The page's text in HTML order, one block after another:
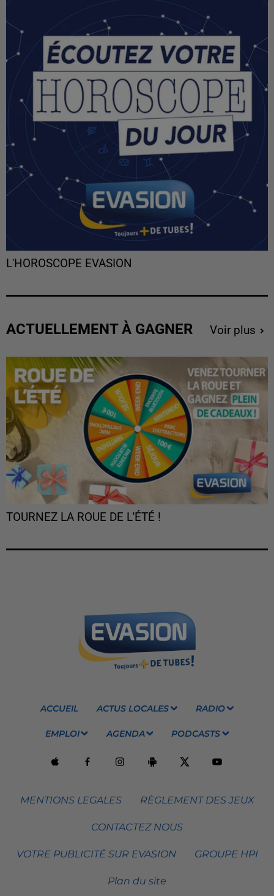
L'HOROSCOPE EVASION
ACTUELLEMENT À GAGNER Voir plus
TOURNEZ LA ROUE DE L'ÉTÉ !
ACCUEIL ACTUS LOCALES RADIO
EMPLOI AGENDA PODCASTS
MENTIONS LEGALES RÈGLEMENT DES JEUX
CONTACTEZ NOUS
VOTRE PUBLICITÉ SUR EVASION GROUPE HPI
Plan du site